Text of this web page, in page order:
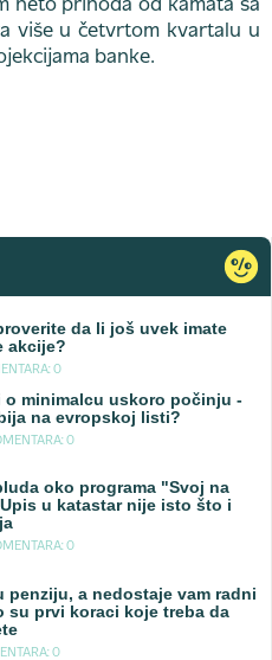
neto prihoda od kamata sa
više u četvrtom kvartalu u
banke.
da li još uvek imate
akcije?
0
o minimalcu uskoro počinju -
na evropskoj listi?
0
oko programa "Svoj na
u katastar nije isto što i
0
penziju, a nedostaje vam radni
su prvi koraci koje treba da
0